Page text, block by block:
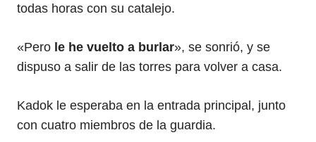
todas horas con su catalejo.
«Pero le he vuelto a burlar», se sonrió, y se
dispuso a salir de las torres para volver a casa.
Kadok le esperaba en la entrada principal, junto
con cuatro miembros de la guardia.